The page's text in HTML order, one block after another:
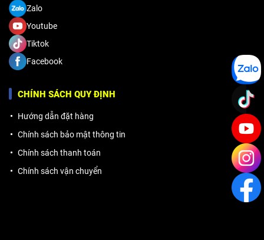
Zalo
Youtube
Tiktok
Facebook
CHÍNH SÁCH QUY ĐỊNH
Hướng dẫn đặt hàng
Chính sách bảo mật thông tin
Chính sách thanh toán
Chính sách vận chuyển